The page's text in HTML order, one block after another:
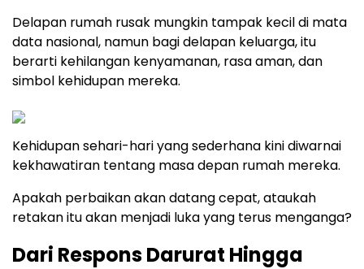
Delapan rumah rusak mungkin tampak kecil di mata
data nasional, namun bagi delapan keluarga, itu
berarti kehilangan kenyamanan, rasa aman, dan
simbol kehidupan mereka.
Kehidupan sehari-hari yang sederhana kini diwarnai
kekhawatiran tentang masa depan rumah mereka.
Apakah perbaikan akan datang cepat, ataukah
retakan itu akan menjadi luka yang terus menganga?
Dari Respons Darurat Hingga